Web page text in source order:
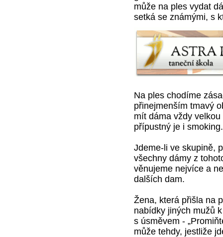
může na ples vydat
setká se známými, s
Na ples chodíme
přinejmenším tmavý
mít dáma vždy
přípustný je i smoking.
Jdeme-li ve skupině,
všechny dámy z
věnujeme nejvíce a
dalších dam.
Žena, která přišla na
nabídky jiných mužů
s úsměvem -
může tehdy, jestliže